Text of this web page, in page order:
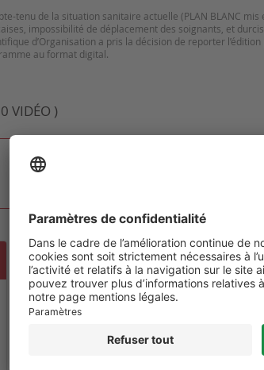
tenu de la situation sanitaire actuelle (PLAN BLANC
impossibilité de déplacement des soignants, et
d’Organisation a pris la décision de reporter
VIDÉO )
JAMIR (JOURNÉES ATLANTIQUES DE
MÉDECINE INTENSIVE RÉANIMATION)